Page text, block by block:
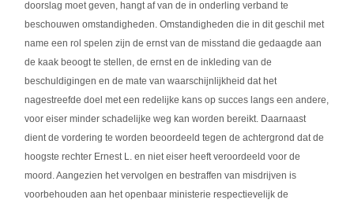
doorslag moet geven, hangt af van de in onderling verband te
beschouwen omstandigheden. Omstandigheden die in dit geschil met
name een rol spelen zijn de ernst van de misstand die gedaagde aan
de kaak beoogt te stellen, de ernst en de inkleding van de
beschuldigingen en de mate van waarschijnlijkheid dat het
nagestreefde doel met een redelijke kans op succes langs een andere,
voor eiser minder schadelijke weg kan worden bereikt. Daarnaast
dient de vordering te worden beoordeeld tegen de achtergrond dat de
hoogste rechter Ernest L. en niet eiser heeft veroordeeld voor de
moord. Aangezien het vervolgen en bestraffen van misdrijven is
voorbehouden aan het openbaar ministerie respectievelijk de